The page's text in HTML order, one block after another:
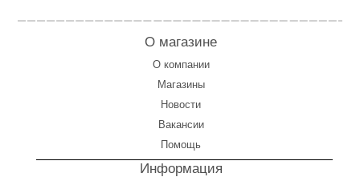
О магазине
О компании
Магазины
Новости
Вакансии
Помощь
Информация